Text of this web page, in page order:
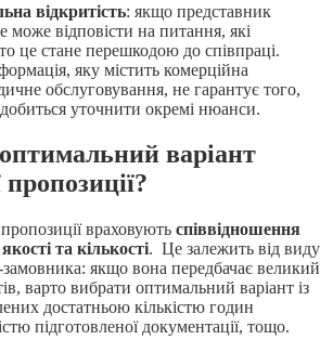
відкритість: якщо представник
відповісти на питання, які
то це стане перешкодою до співпраці.
яку містить комерційна
обслуговування, не гарантує того,
уточнити окремі нюанси.
варіант
враховують співвідношення
та кількості. Це залежить від виду
замовника: якщо вона передбачає великий
варто вибрати оптимальний варіант із
достатньою кількістю годин
підготовленої документації, тощо.